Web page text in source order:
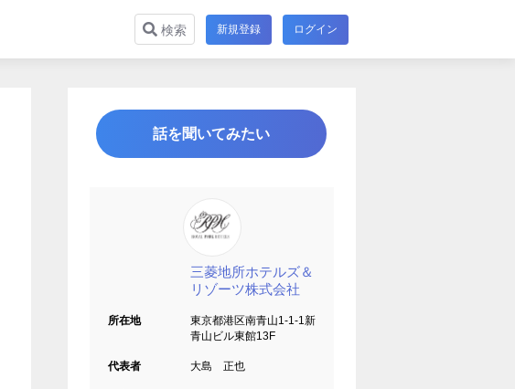
検索 新規登録 ログイン
話を聞いてみたい
三菱地所ホテルズ＆
リゾーツ株式会社
所在地
東京都港区南青山1-1-1新
青山ビル東館13F
代表者 大島 正也